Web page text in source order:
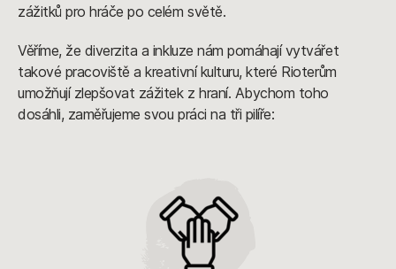
zážitků pro hráče po celém světě.
Věříme, že diverzita a inkluze nám pomáhají vytvářet
takové pracoviště a kreativní kulturu, které Rioterům
umožňují zlepšovat zážitek z hraní. Abychom toho
dosáhli, zaměřujeme svou práci na tři pilíře: